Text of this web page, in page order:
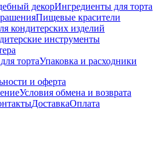
декорИнгредиенты для торта
Пищевые красители
кондитерских изделий
инструменты
тортаУпаковка и расходники
и оферта
Условия обмена и возврата
ДоставкаОплата